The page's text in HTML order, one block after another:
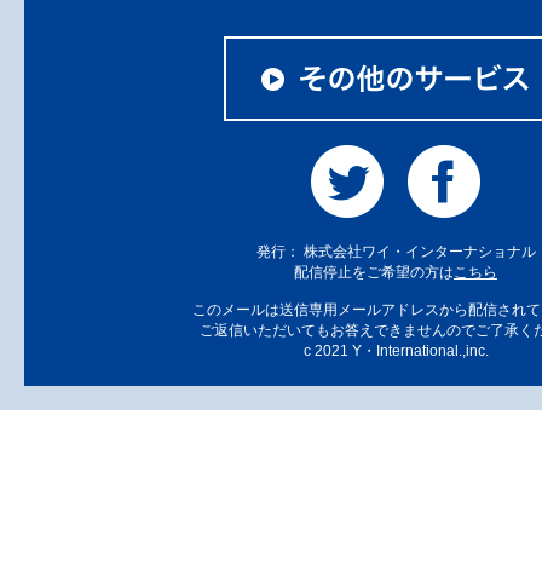
発行： 株式会社ワイ・インターナショナル
配信停止をご希望の方はこちら
このメールは送信専用メールアドレスから配信され
ご返信いただいてもお答えできませんのでご了承く
c 2021 Y・International.,inc.